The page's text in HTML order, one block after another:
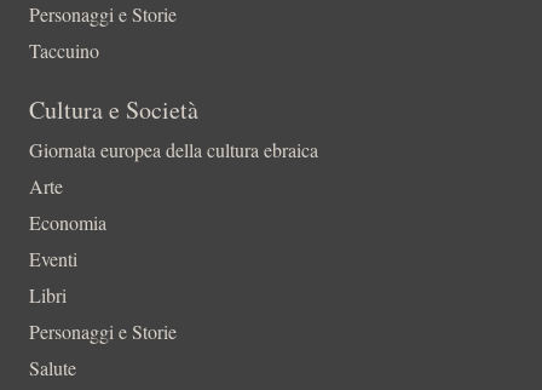
Personaggi e Storie
Taccuino
Cultura e Società
Giornata europea della cultura ebraica
Arte
Economia
Eventi
Libri
Personaggi e Storie
Salute